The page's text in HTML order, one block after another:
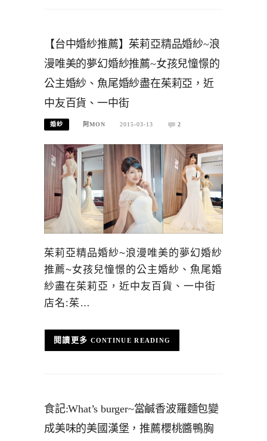
【台中婚紗推薦】茱莉亞精品婚紗~浪
漫唯美的夢幻婚紗推薦~女孩兒憧憬的
公主婚紗、魚尾婚紗盡在茱莉亞，近
中友百貨、一中街
婚紗 阿MON 2015-03-13 2
茱莉亞精品婚紗~浪漫唯美的夢幻婚紗
推薦~女孩兒憧憬的公主婚紗、魚尾婚
紗盡在茱莉亞，近中友百貨、一中街
店名:茱…
CONTINUE READING
食記:What’s burger~當鹹香波羅麵包變
成美味的美國漢堡，推薦櫻桃醬鴨胸